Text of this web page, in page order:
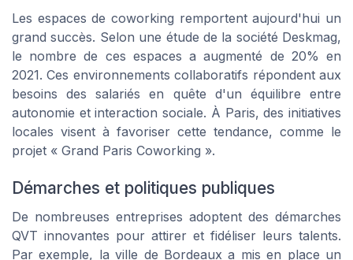
Les espaces de coworking remportent aujourd'hui un
grand succès. Selon une étude de la société Deskmag,
le nombre de ces espaces a augmenté de 20% en
2021. Ces environnements collaboratifs répondent aux
besoins des salariés en quête d'un équilibre entre
autonomie et interaction sociale. À Paris, des initiatives
locales visent à favoriser cette tendance, comme le
projet « Grand Paris Coworking ».
Démarches et politiques publiques
De nombreuses entreprises adoptent des démarches
QVT innovantes pour attirer et fidéliser leurs talents.
Par exemple, la ville de Bordeaux a mis en place un